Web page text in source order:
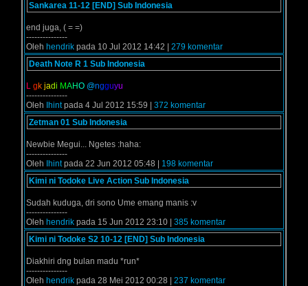
Sankarea 11-12 [END] Sub Indonesia
end juga, ( = =)
---------------
Oleh hendrik pada 10 Jul 2012 14:42 | 279 komentar
Death Note R 1 Sub Indonesia
L gk jadi MAHO @ngguyu
---------------
Oleh
Ihintpada 4 Jul 2012 15:59 | 372 komentar
Zetman 01 Sub Indonesia
Newbie Megui... Ngetes :haha:
---------------
Oleh
Ihintpada 22 Jun 2012 05:48 | 198 komentar
Kimi ni Todoke Live Action Sub Indonesia
Sudah kuduga, dri sono Ume emang manis :v
---------------
Oleh hendrik pada 15 Jun 2012 23:10 | 385 komentar
Kimi ni Todoke S2 10-12 [END] Sub Indonesia
Diakhiri dng bulan madu *run*
---------------
Oleh hendrik pada 28 Mei 2012 00:28 | 237 komentar